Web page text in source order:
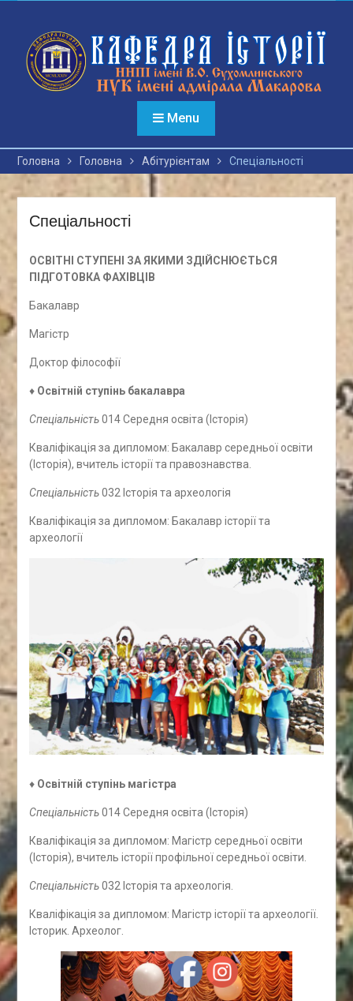
вмісту
Menu
Головна Головна Абітурієнтам Спеціальності
Спеціальності
ОСВІТНІ СТУПЕНІ ЗА ЯКИМИ ЗДІЙСНЮЄТЬСЯ
ПІДГОТОВКА ФАХІВЦІВ
Бакалавр
Магістр
Доктор філософії
♦ Освітній ступінь бакалавра
Спеціальність014 Середня освіта (Історія)
Кваліфікація за дипломом: Бакалавр середньої освіти
(Історія), вчитель історії та правознавства.
Спеціальність032 Історія та археологія
Кваліфікація за дипломом: Бакалавр історії та
археології
♦ Освітній ступінь магістра
Спеціальність014 Середня освіта (Історія)
Кваліфікація за дипломом: Магістр середньої освіти
(Історія), вчитель історії профільної середньої освіти.
Спеціальність032 Історія та археологія.
Кваліфікація за дипломом: Магістр історії та археології.
Історик. Археолог.